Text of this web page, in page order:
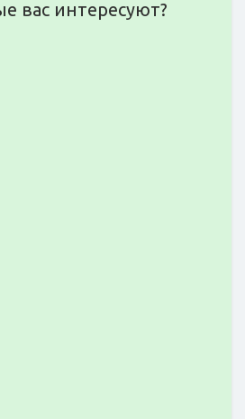
вас интересуют?